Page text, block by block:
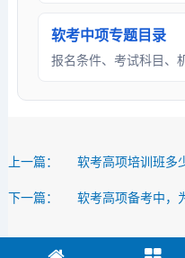
软考中项专题目录
报名条件、考试科目、
上一篇：
下一篇：